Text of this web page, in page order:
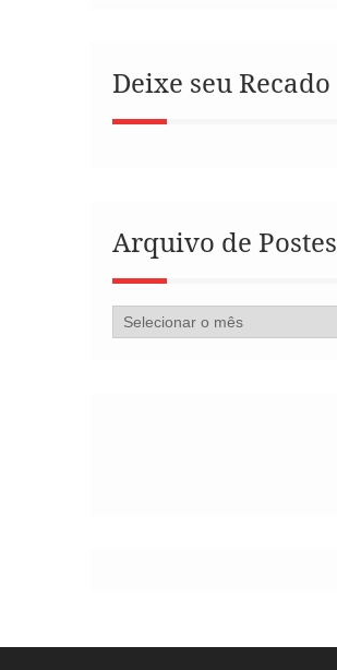
Deixe seu Recado
Arquivo de Postes
Arquivo